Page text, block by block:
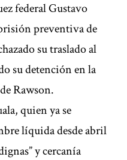
federal Gustavo
preventiva de
su traslado al
su detención en la
Rawson.
quien ya se
líquida desde abril
y cercanía